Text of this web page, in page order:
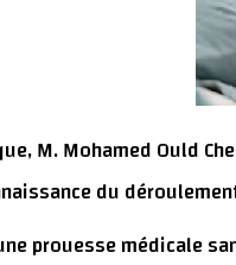
M. Mohamed Ould
du
prouesse médicale